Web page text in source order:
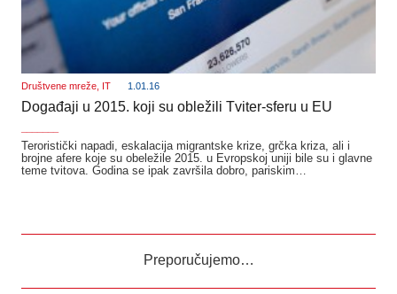
Društvene mreže IT 1.01.16
Događaji u 2015. koji su obležili Tviter-sferu u EU
Teroristički napadi, eskalacija migrantske krize, grčka kriza, ali i
brojne afere koje su obeležile 2015. u Evropskoj uniji bile su i glavne
teme tvitova. Godina se ipak završila dobro, pariskim…
Preporučujemo…